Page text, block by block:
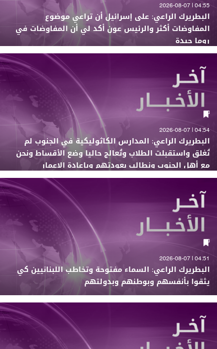
04:55 | 2026-08-07
البطريرك الراعي: على إسرائيل أن تراعي موضوع
المفاوضات أكثر والرئيس عون أكد لي أن المفاوضات في
روما جيدة
04:54 | 2026-08-07
البطريرك الراعي: المدارس الكاثوليكية في الجنوب لم
تُغلق واستقبلت الطلاب وتُعالج حاليا وضع الأقساط ونحن
مع أهل الجنوب ونطالب بعودتهم وبإعادة الإعمار
04:51 | 2026-08-07
البطريرك الراعي: السماء مفتوحة وتخاطب اللبنانيين كي
يثقوا بأنفسهم وبوطنهم وبدولتهم